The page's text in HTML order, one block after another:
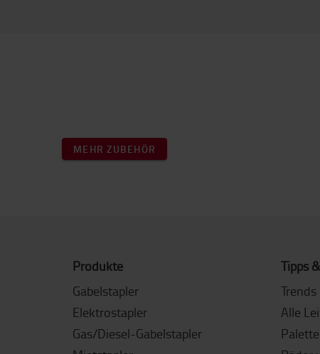
MEHR ZUBEHÖR
Produkte
Gabelstapler
Elektrostapler
Gas/Diesel-Gabelstapler
Tipps
Alle